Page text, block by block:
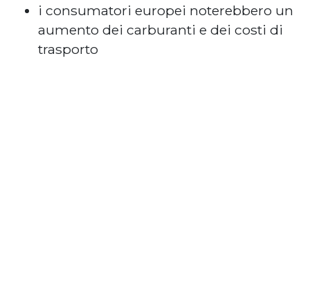
i consumatori europei noterebbero un
aumento dei carburanti e dei costi di
trasporto